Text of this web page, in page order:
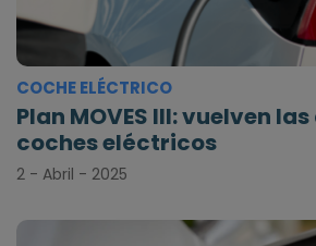
COCHE ELÉCTRICO
Plan MOVES III: vuelven
coches eléctricos
2 - Abril - 2025